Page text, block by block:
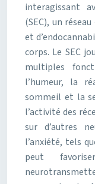
interagissant
(SEC), un
et
corps. Le SEC
multiples
l’humeur, la
sommeil et la
l’activité des
sur d’autres
l’anxiété, tels
peut